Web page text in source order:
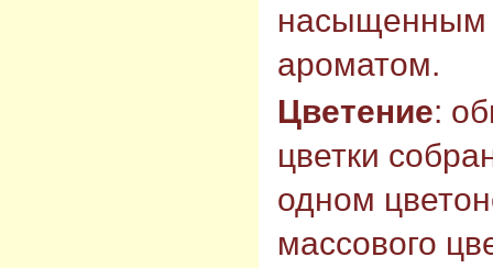
насыщенным
ароматом.
Цветение:
цветки
одном
массового